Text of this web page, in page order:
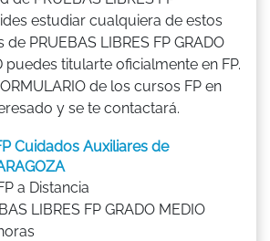
estudiar cualquiera de estos
PRUEBAS LIBRES FP GRADO
puedes titularte oficialmente en FP.
de los cursos FP en
y se te contactará.
Cuidados Auxiliares de
a Distancia
LIBRES FP GRADO MEDIO